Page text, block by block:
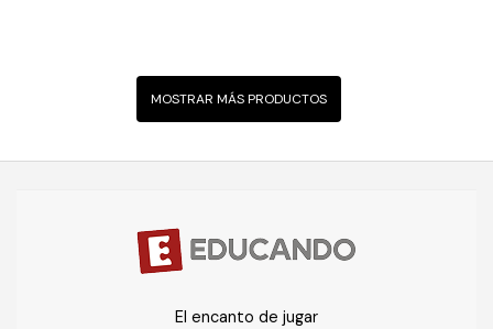
MOSTRAR MÁS PRODUCTOS
El encanto de jugar